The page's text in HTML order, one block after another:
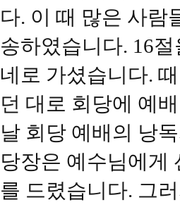
다. 이 때 많은 사람
송하였습니다. 16
네로 가셨습니다.
던 대로 회당에 예
날 회당 예배의 낭
당장은 예수님에게
를 드렸습니다. 그